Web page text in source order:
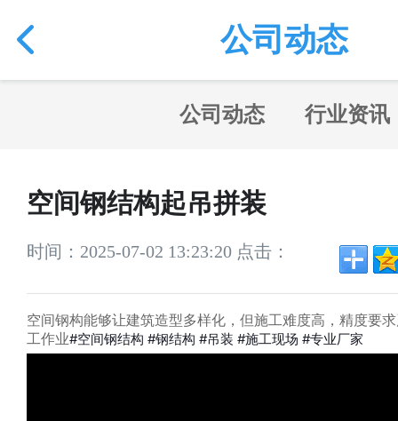
公司动态
公司动态 行业资讯
空间钢结构起吊拼装
时间：2025-07-02 13:23:20 点击：
空间钢构能够让建筑造型多样化，但施工难度高，精度要
工作业#空间钢结构 #钢结构 #吊装 #施工现场 #专业厂家